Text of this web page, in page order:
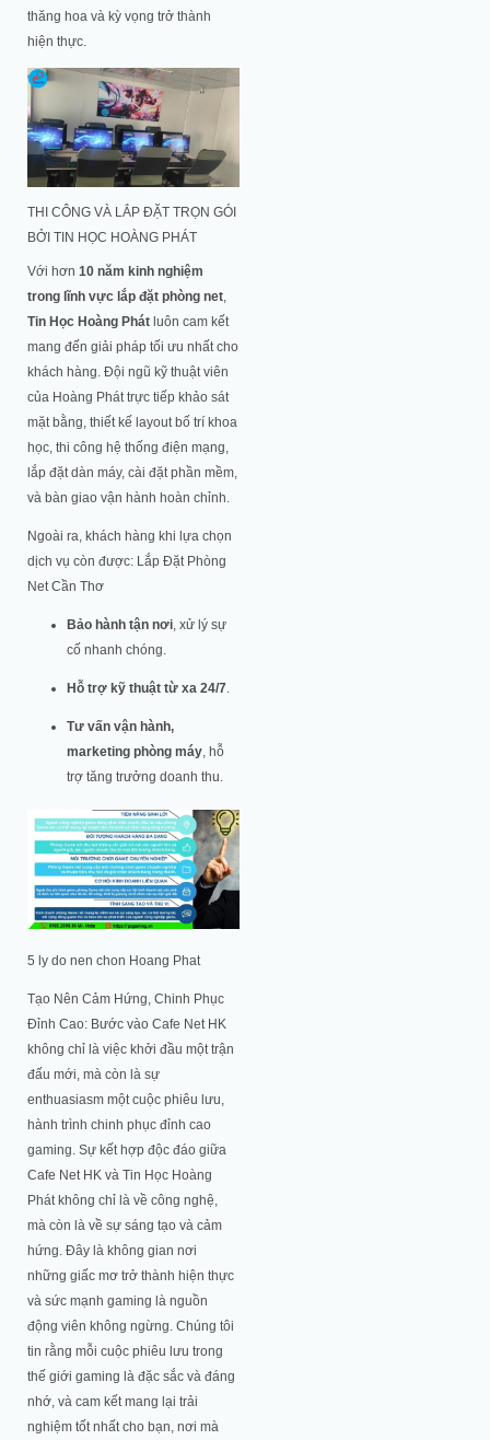
thăng hoa và kỳ vọng trở thành
hiện thực.
THI CÔNG VÀ LẮP ĐẶT TRỌN GÓI
BỞI TIN HỌC HOÀNG PHÁT
Với hơn 10 năm kinh nghiệm
trong lĩnh vực lắp đặt phòng net,
Tin Học Hoàng Phát luôn cam kết
mang đến giải pháp tối ưu nhất cho
khách hàng. Đội ngũ kỹ thuật viên
của Hoàng Phát trực tiếp khảo sát
mặt bằng, thiết kế layout bố trí khoa
học, thi công hệ thống điện mạng,
lắp đặt dàn máy, cài đặt phần mềm,
và bàn giao vận hành hoàn chỉnh.
Ngoài ra, khách hàng khi lựa chọn
dịch vụ còn được: Lắp Đặt Phòng
Net Cần Thơ
Bảo hành tận nơi, xử lý sự
cố nhanh chóng.
Hỗ trợ kỹ thuật từ xa 24/7.
Tư vấn vận hành,
marketing phòng máy, hỗ
trợ tăng trưởng doanh thu.
5 ly do nen chon Hoang Phat
Tạo Nên Cảm Hứng, Chinh Phục
Đỉnh Cao: Bước vào Cafe Net HK
không chỉ là việc khởi đầu một trận
đấu mới, mà còn là sự
enthuasiasm một cuộc phiêu lưu,
hành trình chinh phục đỉnh cao
gaming. Sự kết hợp độc đáo giữa
Cafe Net HK và Tin Học Hoàng
Phát không chỉ là về công nghệ,
mà còn là về sự sáng tạo và cảm
hứng. Đây là không gian nơi
những giấc mơ trở thành hiện thực
và sức mạnh gaming là nguồn
động viên không ngừng. Chúng tôi
tin rằng mỗi cuộc phiêu lưu trong
thế giới gaming là đặc sắc và đáng
nhớ, và cam kết mang lại trải
nghiệm tốt nhất cho bạn, nơi mà